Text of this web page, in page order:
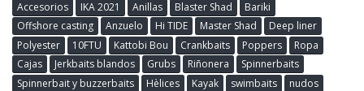
Accesorios
IKA 2021 Anillas Blaster Shad
Bariki
Offshore casting
Anzuelo Hi TIDE Master Shad
Deep liner
Polyester
10FTU Kattobi Bou Crankbaits Poppers
Ropa
Cajas
Jerkbaits blandos Grubs Riñonera
Spinnerbaits
Spinnerbait y buzzerbaits
Hèlices Kayak swimbaits
nudos